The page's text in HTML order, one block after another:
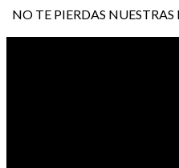
NO TE PIERDAS